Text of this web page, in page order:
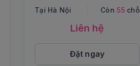
Tại Hà Nội
Còn 55chỗ
Liên hệ
Đặt ngay